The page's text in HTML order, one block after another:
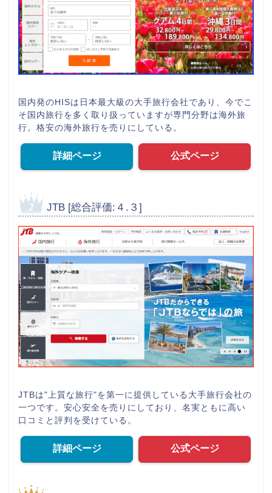
国内発のHISは日本最大級の大手旅行会社であり、今でこ
そ国内旅行を多く取り扱っていますが専門分野は海外旅
行。格安の海外旅行を売りにしている。
詳細ページ 公式ページ
JTB [総合評価:４.３]
JTBは"上質な旅行"を第一に提供している大手旅行会社の
一つです。安心安全を売りにしており、名実ともに高い
口コミと評判を受けている。
詳細ページ 公式ページ